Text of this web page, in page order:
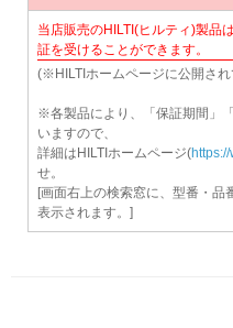
当店販売のHILTI(ヒルティ)製品
証を受けることができます。
(※HILTIホームページに公開さ
※各製品により、「保証期間」
いますので、
詳細はHILTIホームページ(
せ。
[画面右上の検索窓に、型番・
表示されます。]